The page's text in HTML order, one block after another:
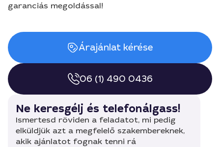
garanciás megoldással!
Árajánlat kérése
06 (1) 490 0436
Ne keresgélj és telefonálgass!
Ismertesd röviden a feladatot, mi pedig
elküldjük azt a megfelelő szakembereknek,
akik ajánlatot fognak tenni rá